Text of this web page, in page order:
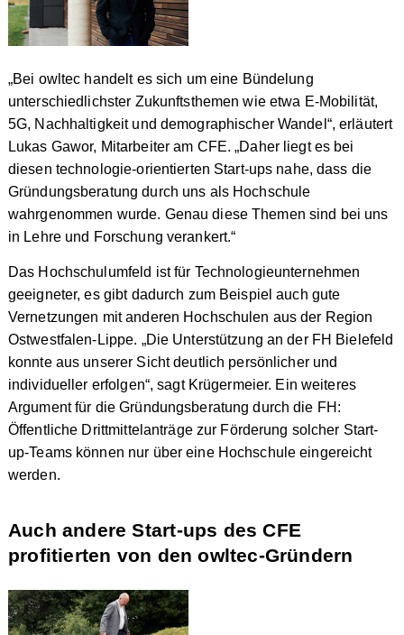
„Bei owltec handelt es sich um eine Bündelung
unterschiedlichster Zukunftsthemen wie etwa E-Mobilität,
5G, Nachhaltigkeit und demographischer Wandel“, erläutert
Lukas Gawor, Mitarbeiter am CFE. „Daher liegt es bei
diesen technologie-orientierten Start-ups nahe, dass die
Gründungsberatung durch uns als Hochschule
wahrgenommen wurde. Genau diese Themen sind bei uns
in Lehre und Forschung verankert.“
Das Hochschulumfeld ist für Technologieunternehmen
geeigneter, es gibt dadurch zum Beispiel auch gute
Vernetzungen mit anderen Hochschulen aus der Region
Ostwestfalen-Lippe. „Die Unterstützung an der FH Bielefeld
konnte aus unserer Sicht deutlich persönlicher und
individueller erfolgen“, sagt Krügermeier. Ein weiteres
Argument für die Gründungsberatung durch die FH:
Öffentliche Drittmittelanträge zur Förderung solcher Start-
up-Teams können nur über eine Hochschule eingereicht
werden.
Auch andere Start-ups des CFE
profitierten von den owltec-Gründern